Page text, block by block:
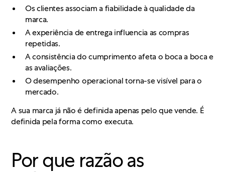
Os clientes associam a fiabilidade à qualidade da
marca.
A experiência de entrega influencia as compras
repetidas.
A consistência do cumprimento afeta o boca a boca e
as avaliações.
O desempenho operacional torna-se visível para o
mercado.
A sua marca já não é definida apenas pelo que vende. É
definida pela forma como executa.
Por que razão as